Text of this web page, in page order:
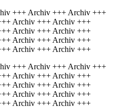
+++ Archiv +++ Archiv +++
Archiv +++ Archiv +++
Archiv +++ Archiv +++
Archiv +++ Archiv +++
Archiv +++ Archiv +++
+++ Archiv +++ Archiv +++
Archiv +++ Archiv +++
Archiv +++ Archiv +++
Archiv +++ Archiv +++
Archiv +++ Archiv +++